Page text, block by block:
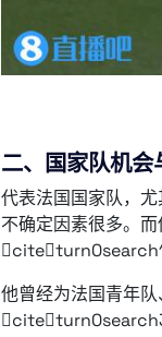
二、国家队机会
代表法国国家队，
不确定因素很多。
他曾经为法国青年队